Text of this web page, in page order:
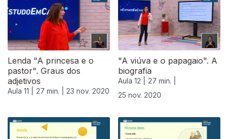
Lenda "A princesa e o
pastor". Graus dos
adjetivos
Aula 11 | 27 min. | 23 nov. 2020
"A viúva e o papagaio". A
biografia
Aula 12 |
27 min. |
25 nov. 2020